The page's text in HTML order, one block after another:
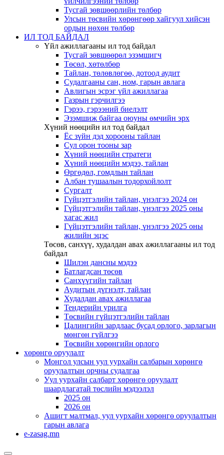
Тусгай зөвшөөрлийн төлбөр
Улсын төсвийн хөрөнгөөр хайгуул хийсэн
ордын нөхөн төлбөр
ИЛ ТОД БАЙДАЛ
Үйл ажиллагааны ил тод байдал
Тусгай зөвшөөрөл эзэмшигч
Төсөл, хөтөлбөр
Тайлан, төлөвлөгөө, дотоод аудит
Судалгааны сан, ном, гарын авлага
Авлигын эсрэг үйл ажиллагаа
Газрын гэрчилгээ
Гэрээ, гэрээний биелэлт
Эзэмшиж байгаа оюуны өмчийн эрх
Хүний нөөцийн ил тод байдал
Ёс зүйн дэд хорооны тайлан
Сул орон тооны зар
Хүний нөөцийн стратеги
Хүний нөөцийн мэдээ, тайлан
Өргөдөл, гомдлын тайлан
Албан тушаалын тодорхойлолт
Сургалт
Гүйцэтгэлийн тайлан, үнэлгээ 2024 он
Гүйцэтгэлийн тайлан, үнэлгээ 2025 оны
хагас жил
Гүйцэтгэлийн тайлан, үнэлгээ 2025 оны
жилийн эцэс
Төсөв, санхүү, худалдан авах ажиллагааны ил тод
байдал
Шилэн дансны мэдээ
Батлагдсан төсөв
Санхүүгийн тайлан
Аудитын дүгнэлт, тайлан
Худалдан авах ажиллагаа
Тендерийн урилга
Төсвийн гүйцэтгэлийн тайлан
Цалингийн зардлаас бусад орлого, зарлагын
мөнгөн гүйлгээ
Төсвийн хөрөнгийн орлого
хөрөнгө оруулалт
Монгол улсын уул уурхайн салбарын хөрөнгө
оруулалтын орчны судалгаа
Уул уурхайн салбарт хөрөнгө оруулалт
шаардлагатай төслийн мэдээлэл
2025 он
2026 он
Ашигт малтмал, уул уурхайн хөрөнгө оруулалтын
гарын авлага
e-zasag.mn